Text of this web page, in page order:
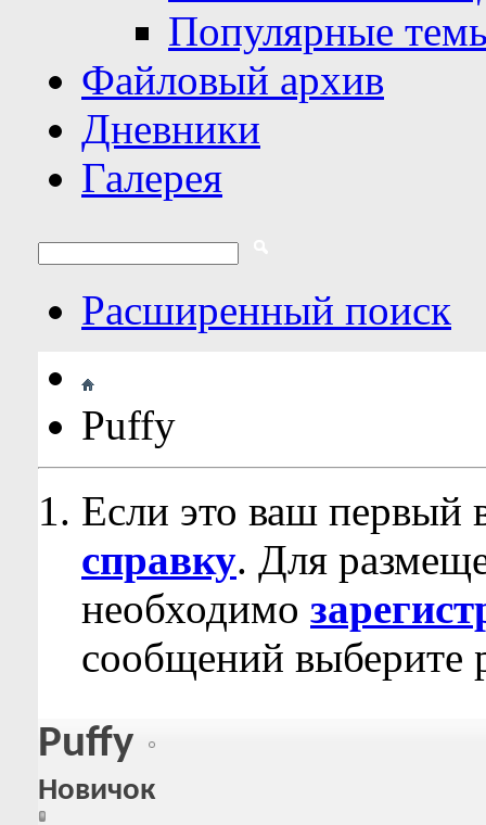
Популярные
Файловый архив
Дневники
Галерея
Расширенный поиск
Puffy
Если это ваш первый
справку. Для
необходимо
сообщений выберите
Puffy
Новичок